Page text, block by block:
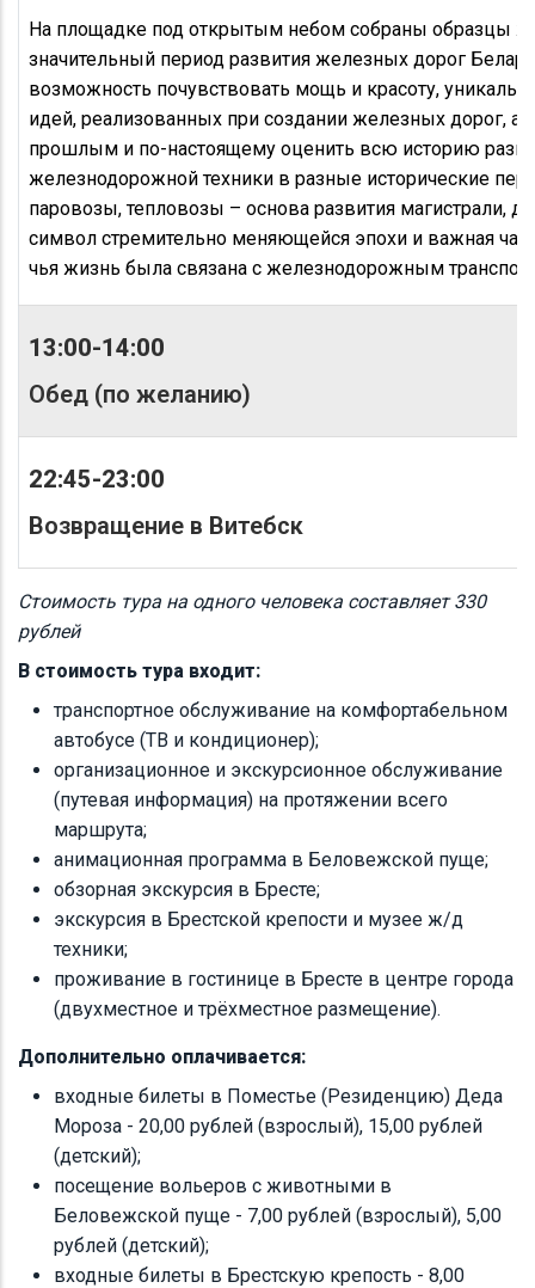
На площадке под открытым небом собраны образцы
значительный период развития железных дорог
возможность почувствовать мощь и красоту,
идей, реализованных при создании железных дорог, а
прошлым и по-настоящему оценить всю историю
железнодорожной техники в разные исторические
паровозы, тепловозы – основа развития магистрали,
символ стремительно меняющейся эпохи и важная
чья жизнь была связана с железнодорожным
13:00-14:00
Обед (по желанию)
22:45-23:00
Возвращение в Витебск
Стоимость тура на одного человека составляет 330
рублей
В стоимость тура входит:
транспортное обслуживание на комфортабельном
автобусе (ТВ и кондиционер);
организационное и экскурсионное обслуживание
(путевая информация) на протяжении всего
маршрута;
анимационная программа в Беловежской пуще;
обзорная экскурсия в Бресте;
экскурсия в Брестской крепости и музее ж/д
техники;
проживание в гостинице в Бресте в центре города
(двухместное и трёхместное размещение).
Дополнительно оплачивается:
входные билеты в Поместье (Резиденцию) Деда
Мороза - 20,00 рублей (взрослый), 15,00 рублей
(детский);
посещение вольеров с животными в
Беловежской пуще - 7,00 рублей (взрослый), 5,00
рублей (детский);
входные билеты в Брестскую крепость - 8,00